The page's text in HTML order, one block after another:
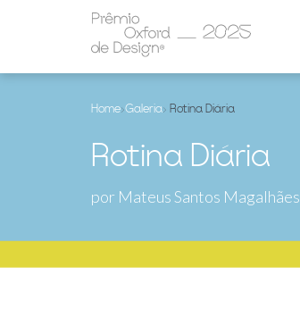
Home›Galeria› Rotina Diária
Rotina Diária
por Mateus Santos Magalhães